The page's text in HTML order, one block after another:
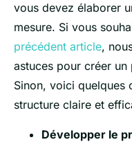
vous devez élaborer
mesure. Si vous
précédent article,
astuces pour créer
Sinon, voici quelques
structure claire et
Développer le